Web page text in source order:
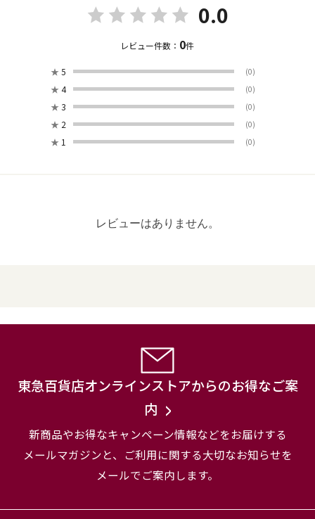
0.0
レビュー件数： 0件
★ 5 (0)
★ 4 (0)
★ 3 (0)
★ 2 (0)
★ 1 (0)
レビューはありません。
東急百貨店オンラインストアからのお得なご案
内
新商品やお得なキャンペーン情報などをお届けする
メールマガジンと、
ご利用に関する大切なお知らせを
メールでご案内します。